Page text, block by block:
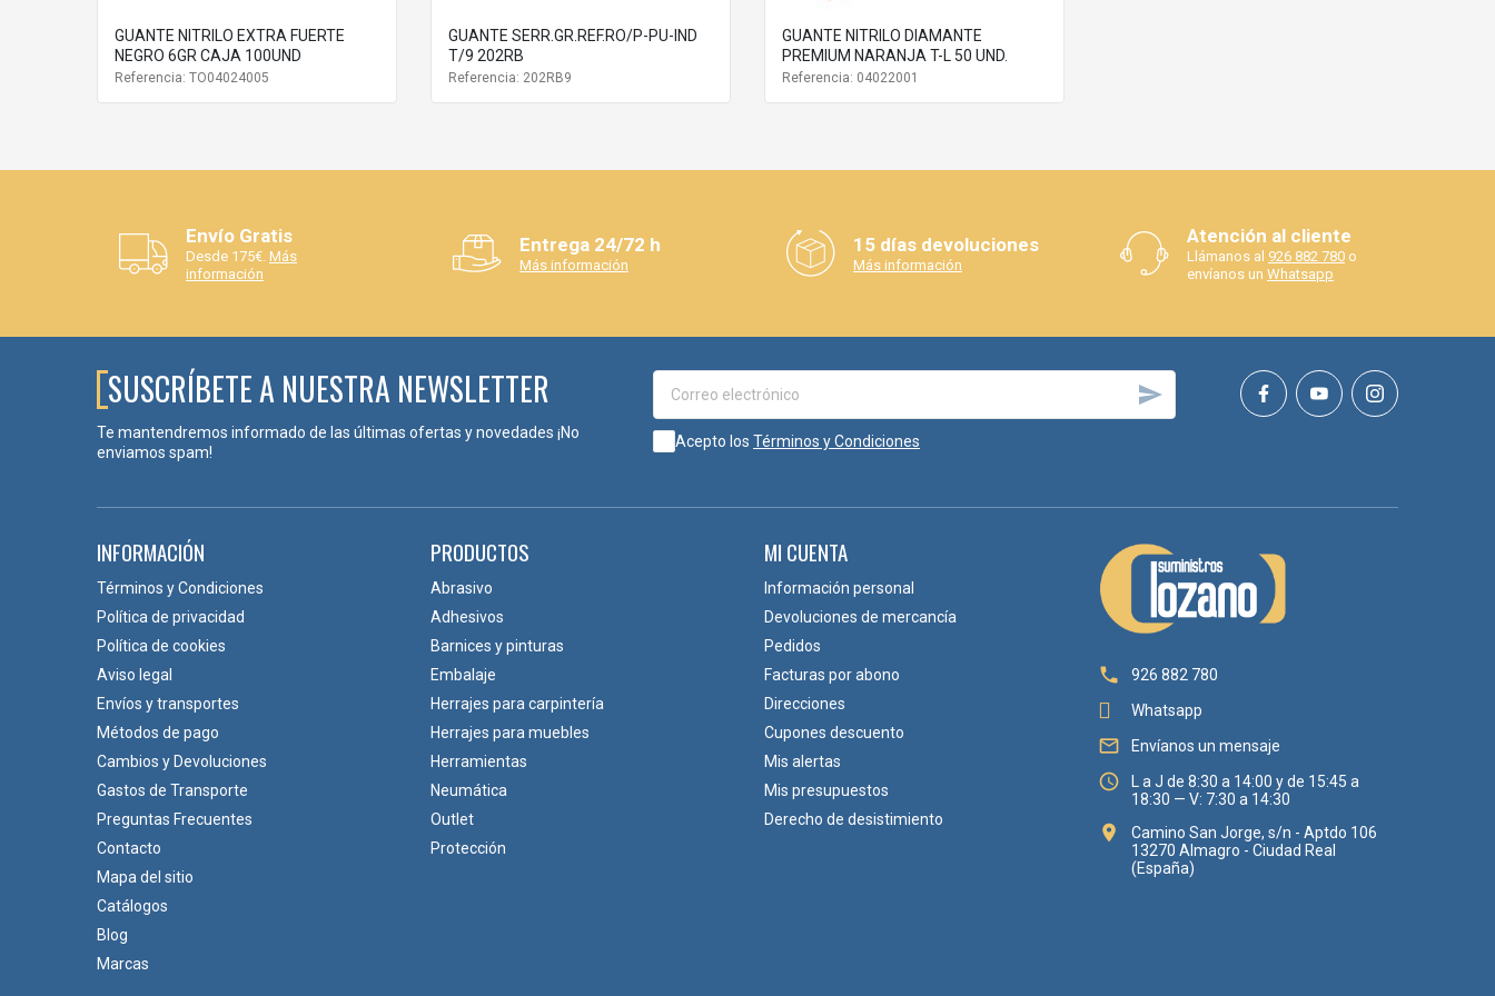
GUANTE NITRILO EXTRA FUERTE
NEGRO 6GR CAJA 100UND
Referencia: TO04024005
GUANTE SERR.GR.REF.RO/P-PU-IND
T/9 202RB
Referencia: 202RB9
GUANTE NITRILO DIAMANTE
PREMIUM NARANJA T-L 50 UND.
Referencia: 04022001
Envío Gratis
Desde 175€. Más
información
Entrega 24/72 h
Más información
15 días devoluciones
Más información
Atención al cliente
Llámanos al 926 882 780 o
envíanos un Whatsapp
SUSCRÍBETE A NUESTRA NEWSLETTER
Te mantendremos informado de las últimas ofertas y novedades ¡No
enviamos spam!

Acepto los Términos y Condiciones
INFORMACIÓN
Términos y Condiciones
Política de privacidad
Política de cookies
Aviso legal
Envíos y transportes
Métodos de pago
Cambios y Devoluciones
Gastos de Transporte
Preguntas Frecuentes
Contacto
Mapa del sitio
Catálogos
Blog
Marcas
PRODUCTOS
Abrasivo
Adhesivos
Barnices y pinturas
Embalaje
Herrajes para carpintería
Herrajes para muebles
Herramientas
Neumática
Outlet
Protección
MI CUENTA
Información personal
Devoluciones de mercancía
Pedidos
Facturas por abono
Direcciones
Cupones descuento
Mis alertas
Mis presupuestos
Derecho de desistimiento

926 882 780
Whatsapp
 Envíanos un mensaje

L a J de 8:30 a 14:00 y de 15:45 a
18:30 — V: 7:30 a 14:30

Camino San Jorge, s/n - Aptdo 106
13270 Almagro - Ciudad Real
(España)